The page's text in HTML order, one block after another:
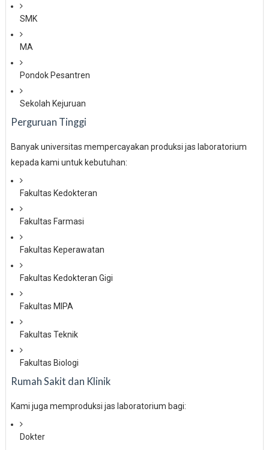
SMK
MA
Pondok Pesantren
Sekolah Kejuruan
Perguruan Tinggi
Banyak universitas mempercayakan produksi jas laboratorium
kepada kami untuk kebutuhan:
Fakultas Kedokteran
Fakultas Farmasi
Fakultas Keperawatan
Fakultas Kedokteran Gigi
Fakultas MIPA
Fakultas Teknik
Fakultas Biologi
Rumah Sakit dan Klinik
Kami juga memproduksi jas laboratorium bagi:
Dokter